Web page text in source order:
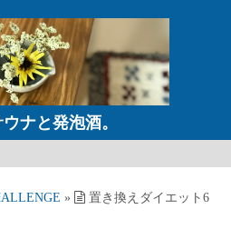
ナと発泡酒。
»
置き換えダイエット6